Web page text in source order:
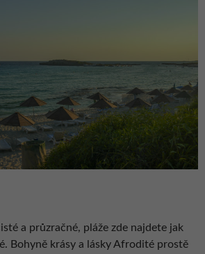
a průzračné, pláže zde najdete jak
Bohyně krásy a lásky Afrodité prostě